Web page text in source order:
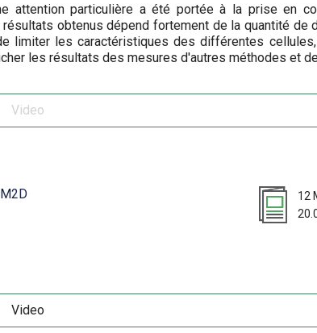
attention particulière a été portée à la prise en
obtenus dépend fortement de la quantité de
limiter les caractéristiques des différentes
les résultats des mesures d'autres méthodes et
Video
12
Video